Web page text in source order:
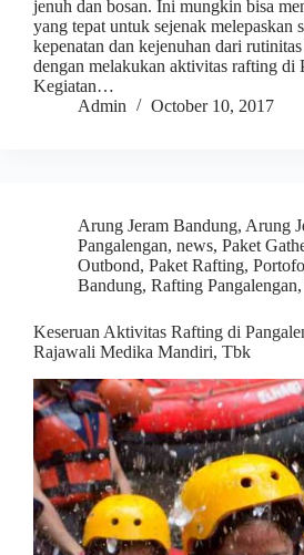
jenuh dan bosan. Ini mungkin bisa
yang tepat untuk sejenak melepaskan
kepenatan dan kejenuhan dari
dengan melakukan aktivitas rafting di
Kegiatan…
Admin
October 10, 2017
Arung Jeram Bandung, Arung
Pangalengan, news, Paket
Outbond, Paket Rafting,
Bandung, Rafting Pangalengan,
Keseruan Aktivitas Rafting di
Rajawali Medika Mandiri, Tbk